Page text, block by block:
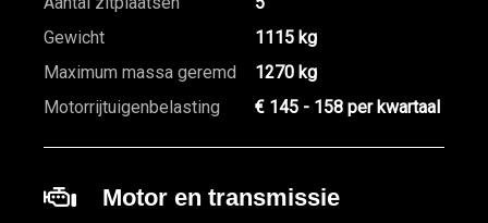
Gewicht
1115 kg
Maximum massa geremd
1270 kg
Motorrijtuigenbelasting
€ 145 - 158 per kwartaal
Motor en transmissie